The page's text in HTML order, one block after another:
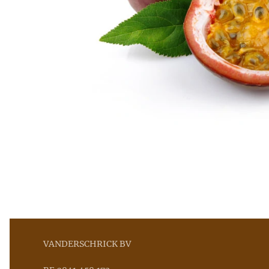
VANDERSCHRICK BV